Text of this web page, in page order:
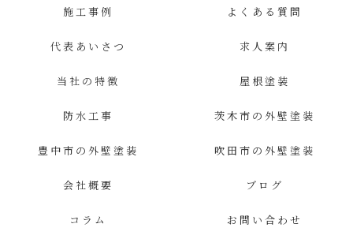
施工事例 よくある質問
代表あいさつ 求人案内
当社の特徴 屋根塗装
防水工事 茨木市の外壁塗装
豊中市の外壁塗装 吹田市の外壁塗装
会社概要 ブログ
コラム お問い合わせ